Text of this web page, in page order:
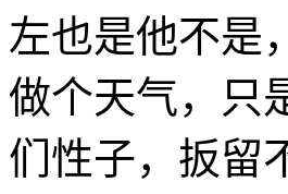
左也是他不是
做个天气，只
们性子，扳留